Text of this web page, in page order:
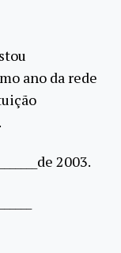
ano da rede
2003.